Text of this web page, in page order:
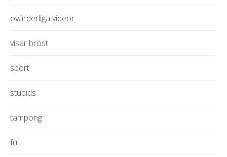
ovärderliga videor
visar bröst
sport
stupids
tampong
ful